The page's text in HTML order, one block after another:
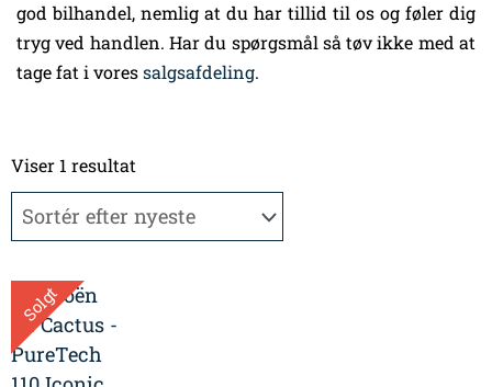
god bilhandel, nemlig at du har tillid til os og føler dig
tryg ved handlen. Har du spørgsmål så tøv ikke med at
tage fat i voressalgsafdeling.
Viser 1 resultat
Solgt